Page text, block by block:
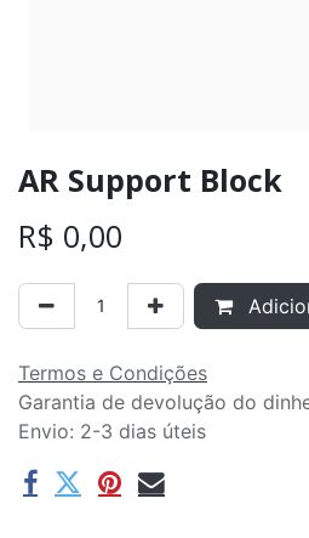
AR Support Block
R$ 0,00
Termos e Condições
Garantia de devolução do
Envio: 2-3 dias úteis